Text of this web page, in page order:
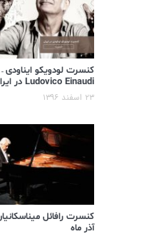
کنسرت لودویکو ایناودی –
Ludovico Einaudi در ایران
۲۳ اسفند ۱۳۹۶
کنسرت رافائل
آذر ماه